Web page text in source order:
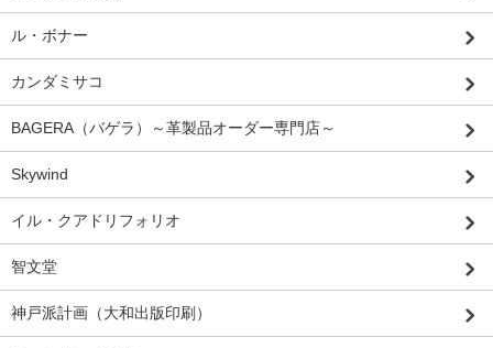
ル・ボナー
カンダミサコ
BAGERA（バゲラ）～革製品オーダー専門店～
Skywind
イル・クアドリフォリオ
智文堂
神戸派計画（大和出版印刷）